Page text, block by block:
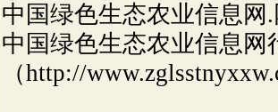
中国绿色生态农业信息网
中国绿色生态农业信息网
（http://